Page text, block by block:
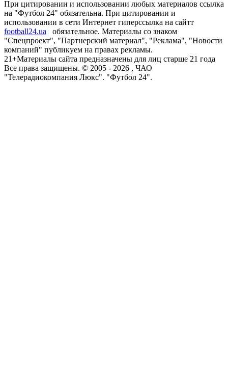
При цитировании и использовании любых материалов ссылка
на "Футбол 24" обязательна. При цитировании и
использовании в сети Интернет гиперссылка на сайтт
football24.ua
обязательное. Материалы со знаком
"Спецпроект", "Партнерский материал", "Реклама", "Новости
компаний" публикуем на правах рекламы.
21+Материалы сайта предназначены для лиц старше 21 года
Все права защищены. © 2005 - 2026 , ЧАО
"Телерадиокомпания Люкс". "Футбол 24".